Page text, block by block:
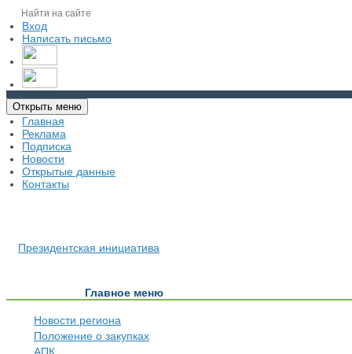
Вход
Написать письмо
Открыть меню
Главная
Реклама
Подписка
Новости
Открытые данные
Контакты
Президентская инициатива
Главное меню
Новости региона
Положение о закупках